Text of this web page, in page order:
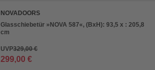
NOVADOORS
Glasschiebetür »NOVA 587«, (BxH): 93,5 x : 205,8
cm
UVP329,00 €
299,00 €